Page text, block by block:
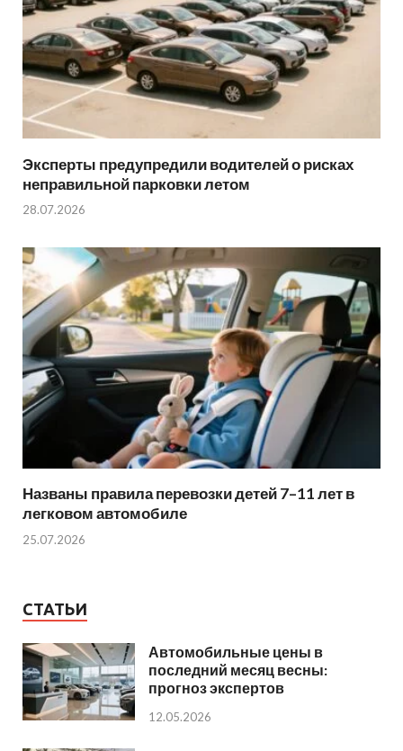
Эксперты предупредили водителей о рисках
неправильной парковки летом
28.07.2026
Названы правила перевозки детей 7–11 лет в
легковом автомобиле
25.07.2026
СТАТЬИ
Автомобильные цены в
последний месяц весны:
прогноз экспертов
12.05.2026